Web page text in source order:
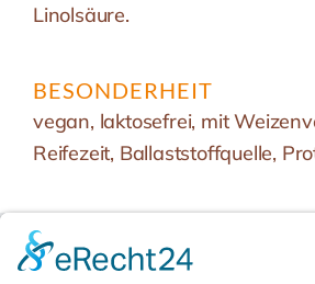
Linolsäure.
BESONDERHEIT
vegan, laktosefrei, mit
Reifezeit, Ballaststoffquelle,